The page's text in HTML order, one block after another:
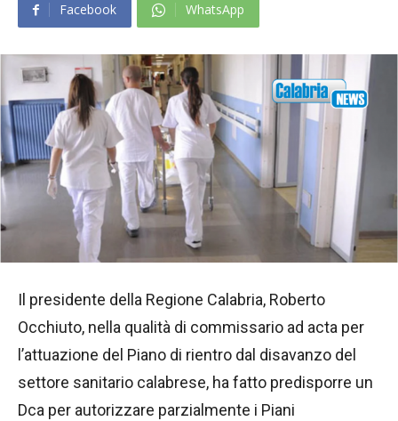
Facebook WhatsApp
Il presidente della Regione Calabria, Roberto
Occhiuto, nella qualità di commissario ad acta per
l’attuazione del Piano di rientro dal disavanzo del
settore sanitario calabrese, ha fatto predisporre un
Dca per autorizzare parzialmente i Piani